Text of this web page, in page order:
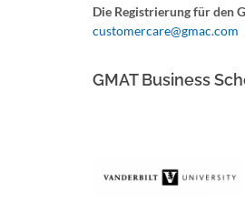
Die Registrierung für den
customercare@gmac.com
GMAT Business